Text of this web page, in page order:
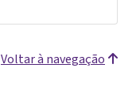
Voltar à navegação